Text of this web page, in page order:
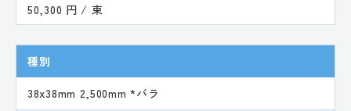
50,300 円 / 束
種別
38x38mm 2,500mm *バラ